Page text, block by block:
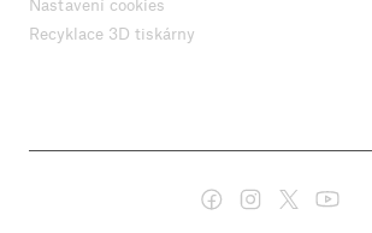
Recyklace 3D tiskárny